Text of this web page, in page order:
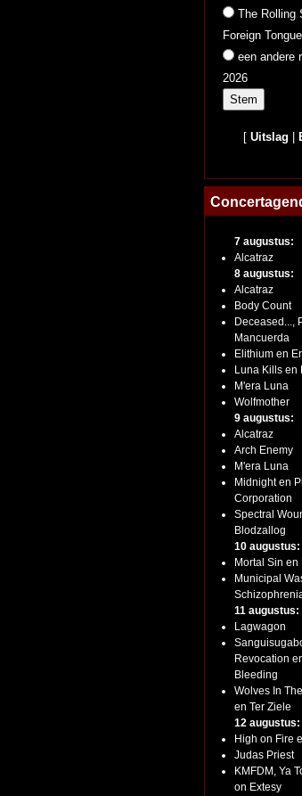
The Rolling
Foreign
een andere
2026
[Uitslag
7 augustus:
Alcatraz
8 augustus:
Alcatraz
Body Count
Deceased...,
Mancuerda
Elithium en
Luna Kills en
M'era Luna
Wolfmother
9 augustus:
Alcatraz
Arch Enemy
M'era Luna
Midnight en
Corporation
Spectral
Blodzallog
10 augustus:
Mortal Sin
Municipal
11 augustus:
Lagwagon
Revocation
Bleeding
Wolves In
en Ter Ziele
12 augustus:
High on Fire
Judas Priest
KMFDM, Ya
on Extesy